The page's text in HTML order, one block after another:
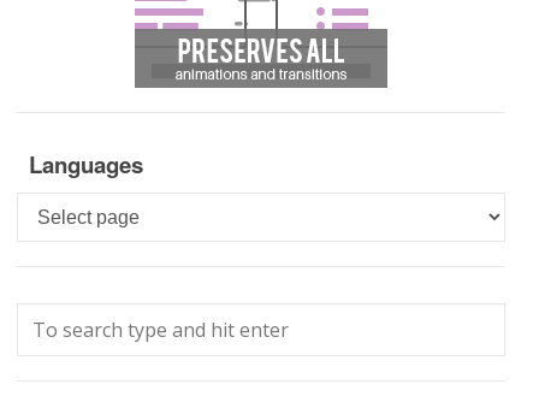
Languages
Languages